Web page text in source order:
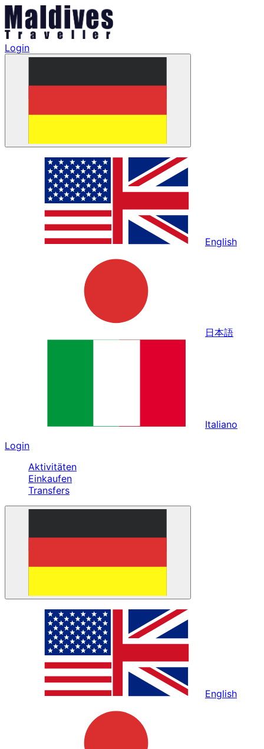
Login
English
日本語
Italiano
Login
Aktivitäten
Einkaufen
Transfers
English